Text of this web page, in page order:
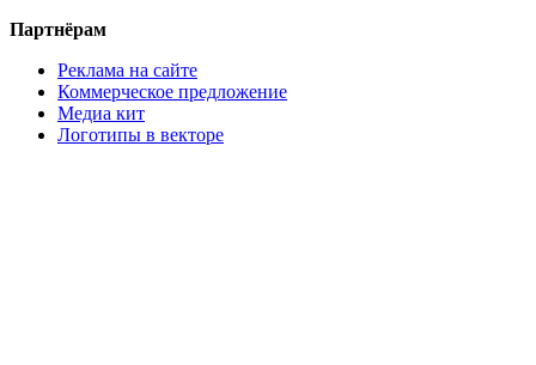
Партнёрам
Реклама на сайте
Коммерческое предложение
Медиа кит
Логотипы в векторе